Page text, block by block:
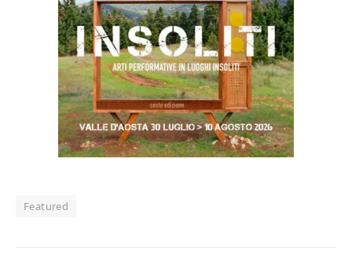
Featured